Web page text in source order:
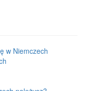
w Niemczech